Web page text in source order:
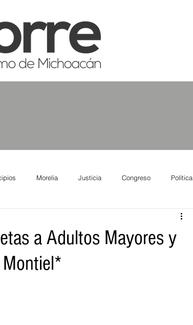
Morelia Justicia Congreso Política
DIF Mujeres
a Adultos Mayores y